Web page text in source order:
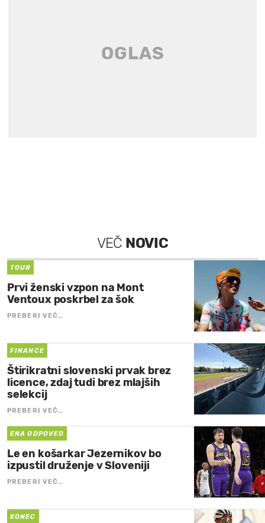
VEČ NOVIC
TOUR
Prvi ženski vzpon na Mont
Ventoux poskrbel za šok
PREBERI VEČ…
FINANCE
Štirikratni slovenski prvak brez
licence, zdaj tudi brez mlajših
selekcij
PREBERI VEČ…
ENA ODPOVED
Le en košarkar Jezernikov bo
izpustil druženje v Sloveniji
PREBERI VEČ…
KONEC